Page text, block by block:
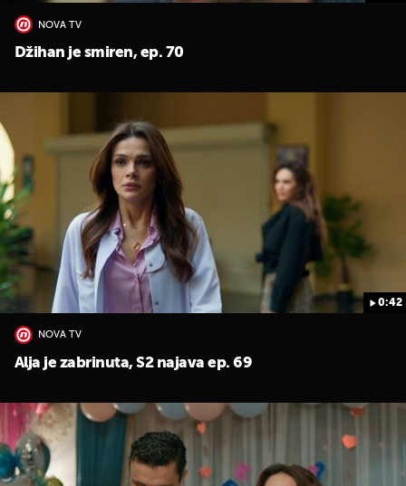
NOVA TV
Džihan je smiren, ep. 70
0:42
NOVA TV
Alja je zabrinuta, S2 najava ep. 69